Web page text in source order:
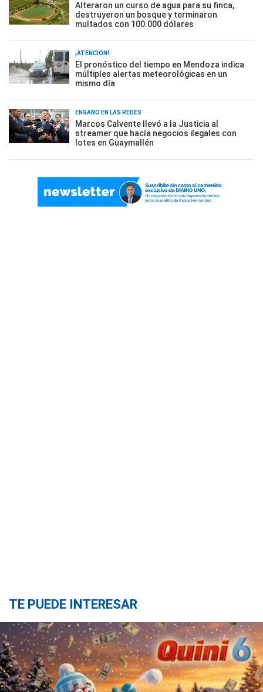
Alteraron un curso de agua para su finca,
destruyeron un bosque y terminaron
multados con 100.000 dólares
¡ATENCIÓN!
El pronóstico del tiempo en Mendoza indica
múltiples alertas meteorológicas en un
mismo día
ENGAÑO EN LAS REDES
Marcos Calvente llevó a la Justicia al
streamer que hacía negocios ilegales con
lotes en Guaymallén
TE PUEDE INTERESAR